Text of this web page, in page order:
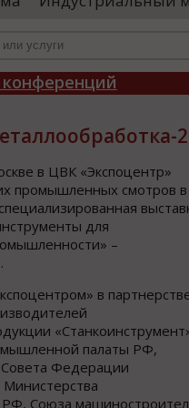
в ЦВК «Экспоцентр»
промышленных смотров в
для
–
.
в
палаты РФ,
Федерации
Союза